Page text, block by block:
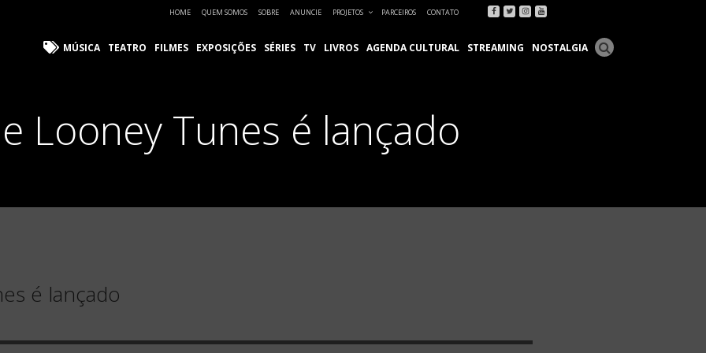
HOME QUEM SOMOS SOBRE ANUNCIE PROJETOS PARCEIROS CONTATO Facebook
Twitter
Instagram
Youtube
MÚSICA TEATRO FILMES EXPOSIÇÕES SÉRIES TV LIVROS AGENDA CULTURAL STREAMING NOSTALGIA
Looney Tunes é lançado
é lançado